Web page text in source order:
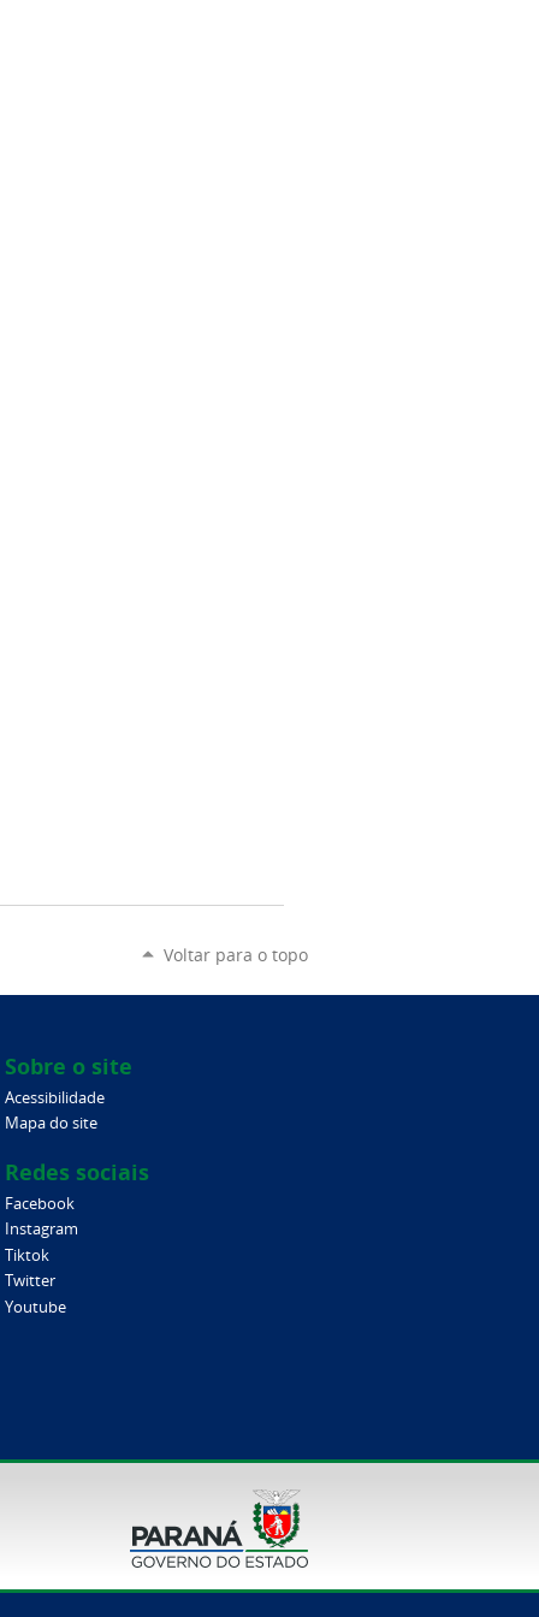
Voltar para o topo
Sobre o site
Acessibilidade
Mapa do site
Redes sociais
Facebook
Instagram
Tiktok
Twitter
Youtube